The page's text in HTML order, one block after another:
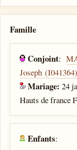
Famille
Conjoint:
Joseph (I041364)
Mariage:24
Hauts de france
Enfants: